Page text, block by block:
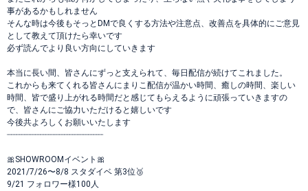
事があるかもしれません
そんな時は今後もそっとDMで良くする方法や注意点、改善点を具体的にご意見
として教えて頂けたら幸いです
必ず読んでより良い方向にしていきます
本当に長い間、皆さんにずっと支えられて、毎日配信が続けてこれました。
これからも来てくれる皆さんにまりこ配信が温かい時間、癒しの時間、楽しい
時間、皆で盛り上がれる時間だと感じてもらえるように頑張っていきますの
で、皆さんにご協力いただけると嬉しいです
今後共よろしくお願いいたします
┈┈┈┈┈┈┈┈┈┈┈┈┈┈┈┈┈┈┈┈
🎀SHOWROOMイベント🎀
2021/7/26〜8/8 スタダイベ 第3位🥉
9/21 フォロワー様100人